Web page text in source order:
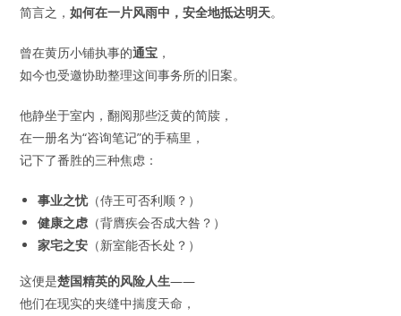
简言之，如何在一片风雨中，安全地抵达明天。
曾在黄历小铺执事的通宝 ，
如今也受邀协助整理这间事务所的旧案。
他静坐于室内，翻阅那些泛黄的简牍，
在一册名为“咨询笔记”的手稿里，
记下了番胜的三种焦虑：
事业之忧（侍王可否利顺？）
健康之虑（背膺疾会否成大咎？）
家宅之安 （新室能否长处？）
这便是楚国精英的风险人生——
他们在现实的夹缝中揣度天命，